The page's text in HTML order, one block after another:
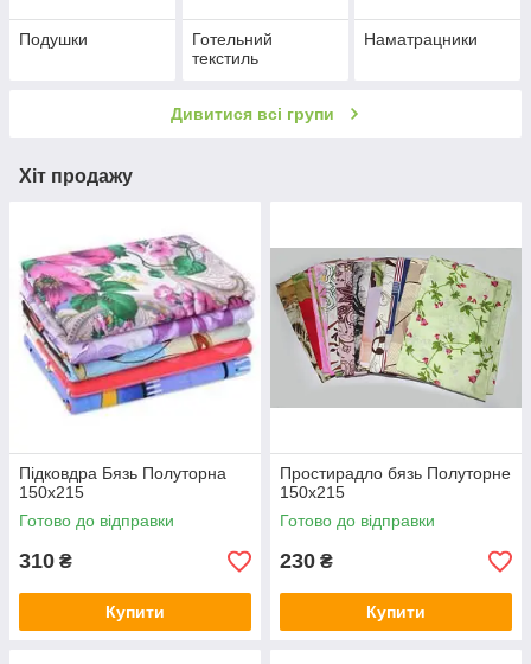
Подушки
Готельний
текстиль
Наматрацники
Дивитися всі групи
Хіт продажу
Підковдра Бязь Полуторна
150х215
Готово до відправки
310 ₴
Купити
Простирадло бязь Полуторне
150х215
Готово до відправки
230 ₴
Купити